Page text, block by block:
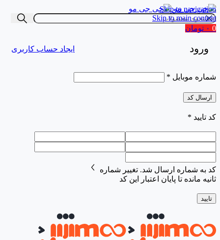
Skip to navigation
Skip to main content
0 ۰ تومان
ورود ایجاد حساب کاربری
شماره موبایل *
ارسال کد
کد تایید *
کد به شماره ارسال شد. تغییر شماره
ثانیه مانده تا پایان اعتبار این کد
تایید